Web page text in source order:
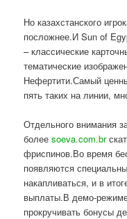
Но казахстанского
посложнее.И Sun of
– классические
тематические
Нефертити.Самый
пять таких на линии,
Отдельного внимания
болееsoeva.com.br
фриспинов.Во время
появляются
накапливаться, и в
выплаты.В демо-
прокручивать бонусы